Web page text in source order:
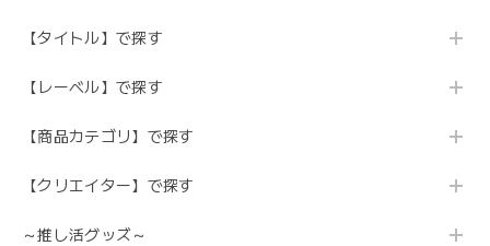
【タイトル】で探す
【レーベル】で探す
【商品カテゴリ】で探す
【クリエイター】で探す
～推し活グッズ～